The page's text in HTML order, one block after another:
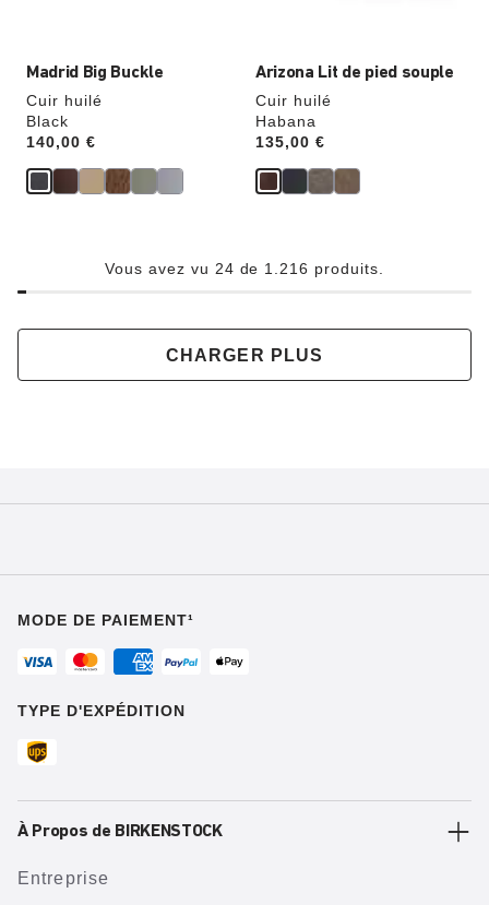
Madrid Big Buckle
Cuir huilé
Black
Price:
140,00 €
Arizona Lit de pied souple
Cuir huilé
Habana
Price:
135,00 €
Vous avez vu 24 de 1.216 produits.
CHARGER PLUS
MODE DE PAIEMENT¹
TYPE D'EXPÉDITION
À Propos de BIRKENSTOCK
Entreprise